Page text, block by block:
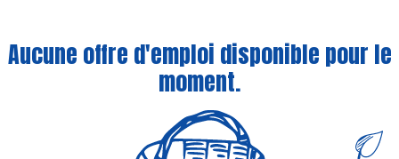
Aucune offre d'emploi disponible pour le
moment.